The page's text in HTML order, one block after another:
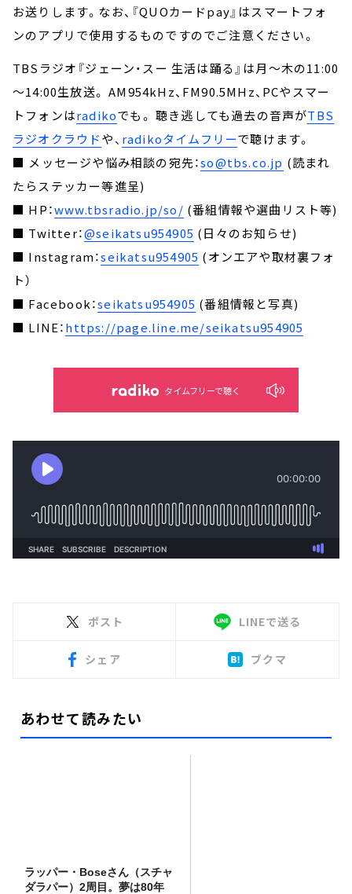
お送りします。なお、『QUOカードpay』はスマートフォ
ンのアプリで使用するものですのでご注意ください。
TBSラジオ『ジェーン・スー 生活は踊る』は月～木の11:00
～14:00生放送。 AM954kHz、FM90.5MHz、PCやスマー
トフォンはradikoでも。 聴き逃しても過去の音声がTBS
ラジオクラウドや、 radikoタイムフリーで聴けます。
■ メッセージや悩み相談の宛先：so@tbs.co.jp (読まれ
たらステッカー等進呈)
■ HP：www.tbsradio.jp/so/ (番組情報や選曲リスト等)
■ Twitter：@seikatsu954905 (日々のお知らせ)
■ Instagram：seikatsu954905 (オンエアや取材裏フォ
ト）
■ Facebook：seikatsu954905 (番組情報と写真)
■ LINE：https://page.line.me/seikatsu954905
タイムフリーで聴く
ポスト LINEで送る
シェア ブクマ
あわせて読みたい
ラッパー・Boseさん（スチャ
ダラパー）2周目。夢は80年